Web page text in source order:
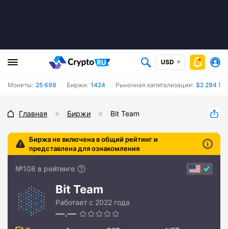
USD
Монеты: 25 698 Биржи: 1424 Рыночная капитализация: $2 294
Главная Биржи Bit Team
Биржа не включена в общий рейтинг и
представлена для ознакомления
№108 в рейтинге
Bit Team
Работает с 2022 года
—.—